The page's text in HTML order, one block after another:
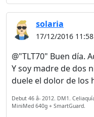
solaria
17/12/2016 11:58
@"TLT70" Buen día.
Y soy madre de dos
duele el dolor de los
Debut 46 â- 2012. DM1.
MiniMed 640g + SmartGuard.